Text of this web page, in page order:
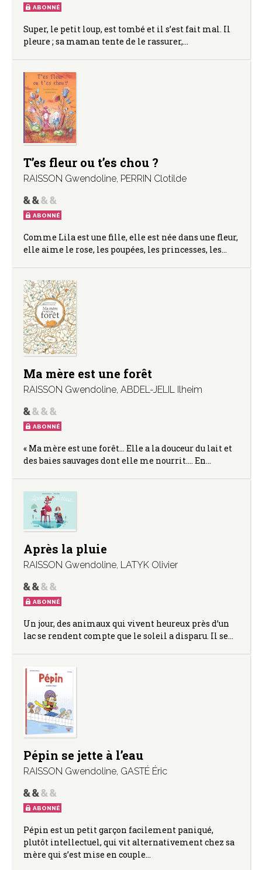
ABONNÉ
Super, le petit loup, est tombé et il s’est fait mal. Il
pleure ; sa maman tente de le rassurer,…
T’es fleur ou t’es chou ?
RAISSON Gwendoline, PERRIN Clotilde
ABONNÉ
Comme Lila est une fille, elle est née dans une fleur,
elle aime le rose, les poupées, les princesses, les…
Ma mère est une forêt
RAISSON Gwendoline, ABDEL-JELIL Ilheim
ABONNÉ
« Ma mère est une forêt… Elle a la douceur du lait et
des baies sauvages dont elle me nourrit…. En…
Après la pluie
RAISSON Gwendoline, LATYK Olivier
ABONNÉ
Un jour, des animaux qui vivent heureux près d’un
lac se rendent compte que le soleil a disparu. Il se…
Pépin se jette à l’eau
RAISSON Gwendoline, GASTÉ Éric
ABONNÉ
Pépin est un petit garçon facilement paniqué,
plutôt intellectuel, qui vit alternativement chez sa
mère qui s’est mise en couple…